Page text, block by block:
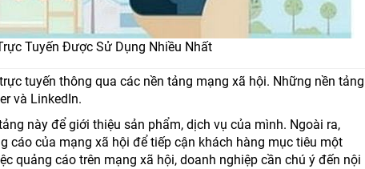
Tuyến Được Sử Dụng Nhiều Nhất
tuyến thông qua các nền tảng mạng xã hội. Những nền tảng
và LinkedIn.
này để giới thiệu sản phẩm, dịch vụ của mình. Ngoài ra,
cáo của mạng xã hội để tiếp cận khách hàng mục tiêu một
quảng cáo trên mạng xã hội, doanh nghiệp cần chú ý đến nội